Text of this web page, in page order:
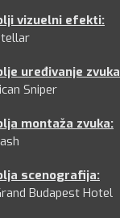
vizuelni efekti:
uređivanje zvuka
Sniper
montaža zvuka:
scenografija:
Budapest Hotel